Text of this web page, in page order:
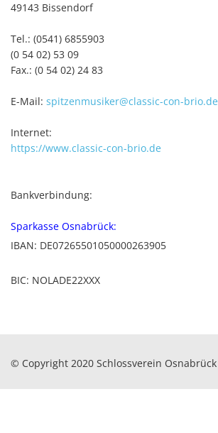
49143 Bissendorf
Tel.: (0541) 6855903
(0 54 02) 53 09
Fax.: (0 54 02) 24 83
E-Mail: spitzenmusiker@classic-con-brio.de
Internet:
https://www.classic-con-brio.de
Bankverbindung:
Sparkasse Osnabrück:
IBAN: DE07265501050000263905
BIC: NOLADE22XXX
© Copyright 2020 Schlossverein Osnabrück